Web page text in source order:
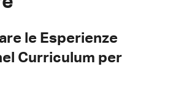
le Esperienze
Curriculum per